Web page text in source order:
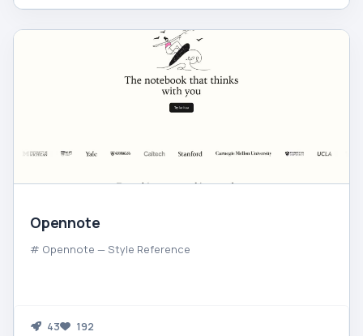
Opennote
# Opennote — Style Reference
43 192